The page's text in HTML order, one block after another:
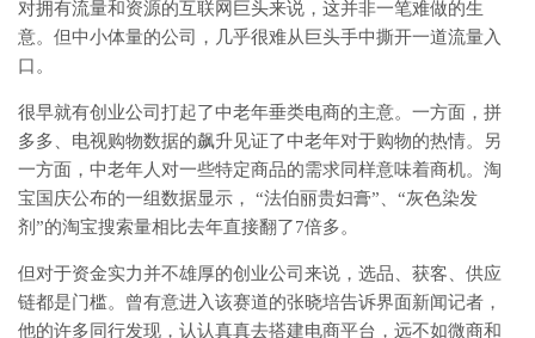
对拥有流量和资源的互联网巨头来说，这并非一笔难做的生
意。但中小体量的公司，几乎很难从巨头手中撕开一道流量入
口。
很早就有创业公司打起了中老年垂类电商的主意。一方面，拼
多多、电视购物数据的飙升见证了中老年对于购物的热情。另
一方面，中老年人对一些特定商品的需求同样意味着商机。淘
宝国庆公布的一组数据显示， “法伯丽贵妇膏”、“灰色染发
剂”的淘宝搜索量相比去年直接翻了7倍多。
但对于资金实力并不雄厚的创业公司来说，选品、获客、供应
链都是门槛。曾有意进入该赛道的张晓培告诉界面新闻记者，
他的许多同行发现，认认真真去搭建电商平台，远不如微商和